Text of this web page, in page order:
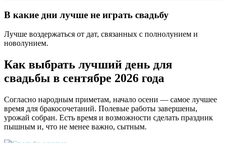
В какие дни лучше не играть свадьбу
Лучше воздержаться от дат, связанных с полнолунием и
новолунием.
Как выбрать лучший день для
свадьбы в сентябре 2026 года
Согласно народным приметам, начало осени — самое лучшее
время для бракосочетаний. Полевые работы завершены,
урожай собран. Есть время и возможности сделать праздник
пышным и, что не менее важно, сытным.